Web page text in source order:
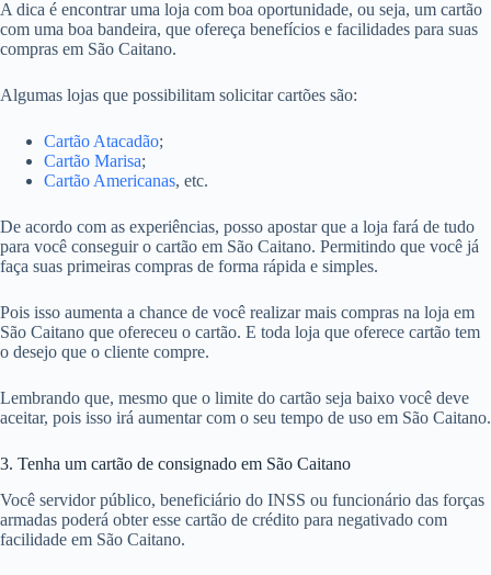
A dica é encontrar uma loja com boa oportunidade, ou seja, um cartão
com uma boa bandeira, que ofereça benefícios e facilidades para suas
compras em São Caitano.
Algumas lojas que possibilitam solicitar cartões são:
Cartão Atacadão;
Cartão Marisa;
Cartão Americanas, etc.
De acordo com as experiências, posso apostar que a loja fará de tudo
para você conseguir o cartão em São Caitano. Permitindo que você já
faça suas primeiras compras de forma rápida e simples.
Pois isso aumenta a chance de você realizar mais compras na loja em
São Caitano que ofereceu o cartão. E toda loja que oferece cartão tem
o desejo que o cliente compre.
Lembrando que, mesmo que o limite do cartão seja baixo você deve
aceitar, pois isso irá aumentar com o seu tempo de uso em São Caitano.
3. Tenha um cartão de consignado em São Caitano
Você servidor público, beneficiário do INSS ou funcionário das forças
armadas poderá obter esse cartão de crédito para negativado com
facilidade em São Caitano.